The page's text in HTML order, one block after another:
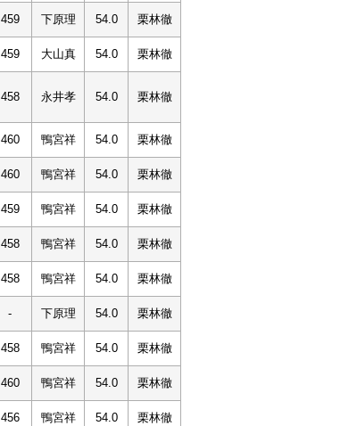
459 下原理 54.0 栗林徹
459 大山真 54.0 栗林徹
458 永井孝 54.0 栗林徹
460 鴨宮祥 54.0 栗林徹
460 鴨宮祥 54.0 栗林徹
459 鴨宮祥 54.0 栗林徹
458 鴨宮祥 54.0 栗林徹
458 鴨宮祥 54.0 栗林徹
- 下原理 54.0 栗林徹
458 鴨宮祥 54.0 栗林徹
460 鴨宮祥 54.0 栗林徹
456 鴨宮祥 54.0 栗林徹